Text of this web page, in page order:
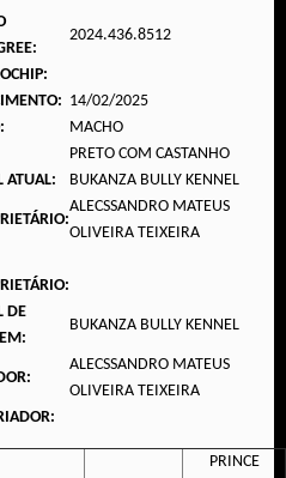
2024.436.8512
14/02/2025
MACHO
PRETO COM CASTANHO
ATUAL:
BUKANZA BULLY KENNEL
ALECSSANDRO MATEUS
OLIVEIRA TEIXEIRA
DE
BUKANZA BULLY KENNEL
ALECSSANDRO MATEUS
OLIVEIRA TEIXEIRA
PRINCE